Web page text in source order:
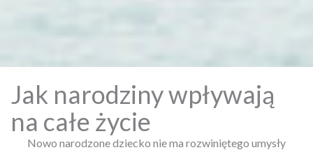
Jak narodziny wpływają
na całe życie
Nowo narodzone dziecko nie ma rozwiniętego umysły